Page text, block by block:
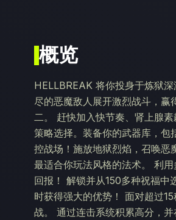
概览
HELLBREAK 将你投身于炼狱
尽的恶魔敌人展开激烈战斗，
二。 赶快加入快节奏、肾上腺
策略选择。装备你的武器库，包
控战场！施放地狱烈焰，召唤恶
最适合你玩法风格的法术。 利
回报！ 解锁并从150多种祝福中
时获得强大的优势！ 面对超过
战。 通过连击系统积累高分，